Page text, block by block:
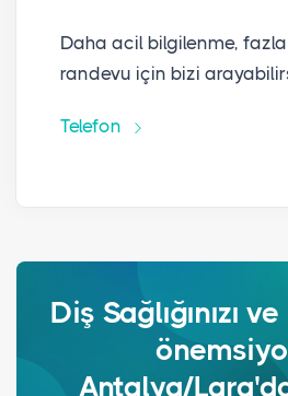
Daha acil bilgilenme,
randevu için bizi
Telefon
Diş Sağlığınızı
Antalya/